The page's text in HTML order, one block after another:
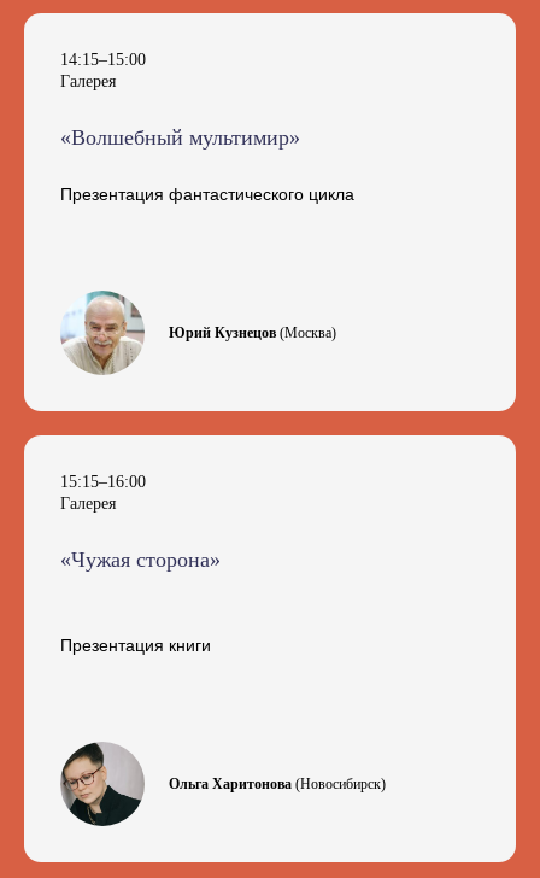
14:15–15:00
Галерея
«Волшебный мультимир»
Презентация фантастического цикла
Юрий Кузнецов (Москва)
15:15–16:00
Галерея
«Чужая сторона»
Презентация книги
Ольга Харитонова (Новосибирск)